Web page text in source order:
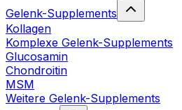
Gelenk-Supplements
Kollagen
Komplexe Gelenk-Supplements
Glucosamin
Chondroitin
MSM
Weitere Gelenk-Supplements